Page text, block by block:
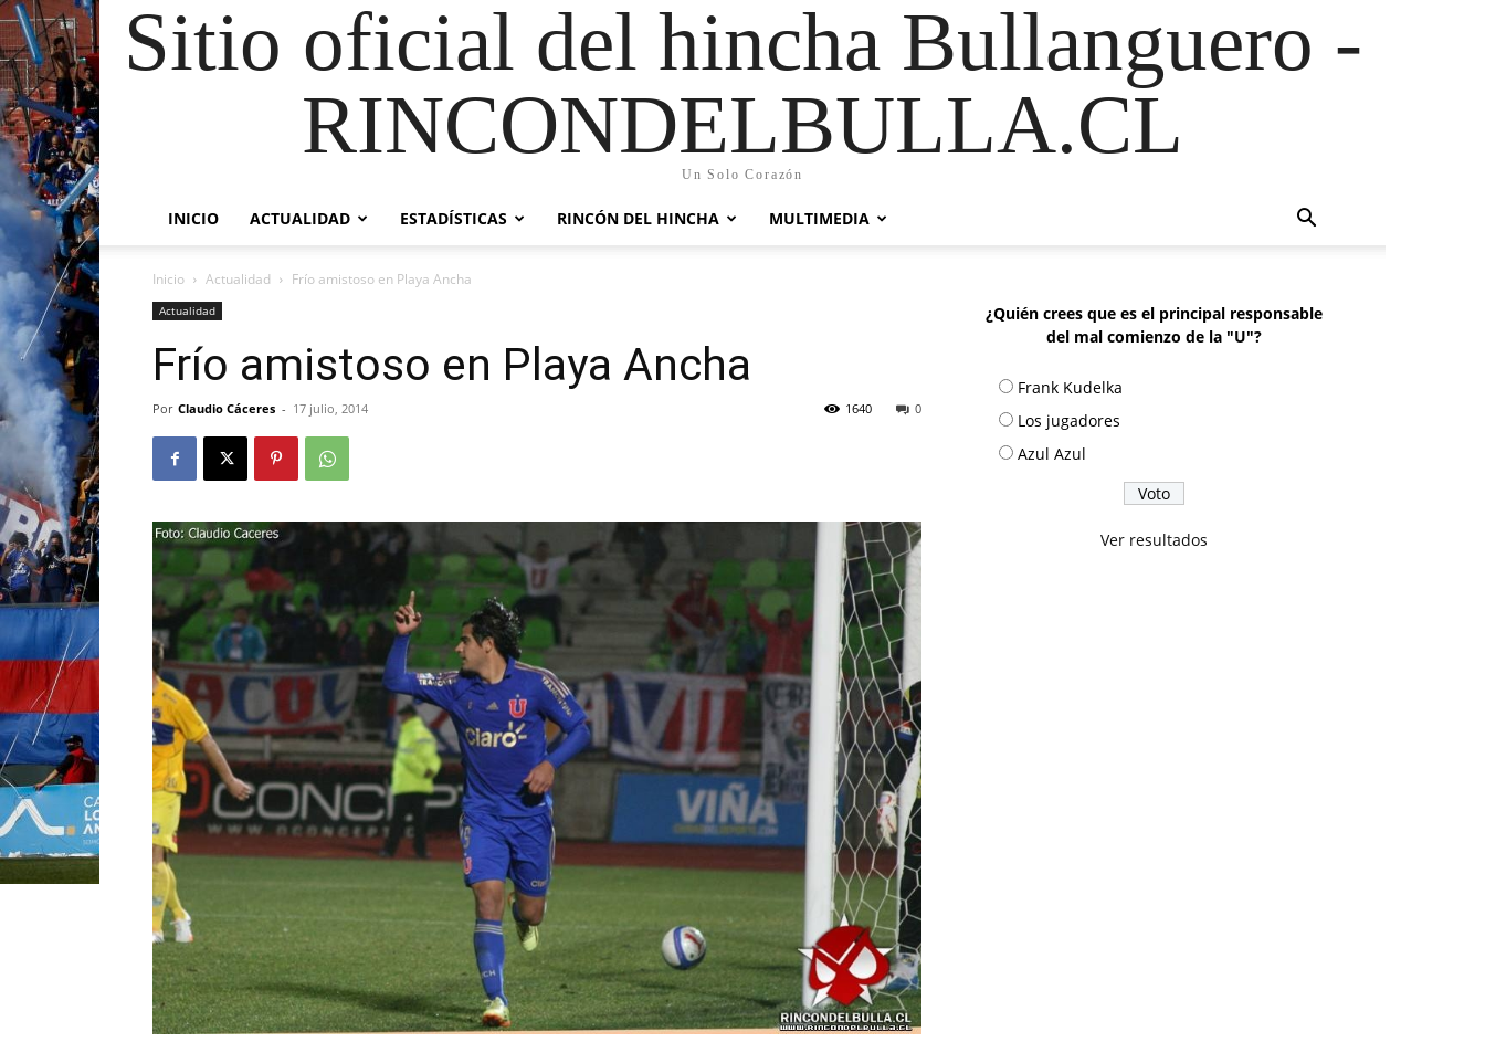
Sitio oficial del hincha Bullanguero -
RINCONDELBULLA.CL
Un Solo Corazón
INICIO ACTUALIDAD ESTADÍSTICAS RINCÓN DEL HINCHA MULTIMEDIA
Inicio Actualidad Frío amistoso en Playa Ancha
Actualidad
Frío amistoso en Playa Ancha
Por Claudio Cáceres - 17 julio, 2014 0
1640
¿Quién crees que es el principal responsable
del mal comienzo de la "U"?
Frank Kudelka
Los jugadores
Azul Azul
Ver resultados